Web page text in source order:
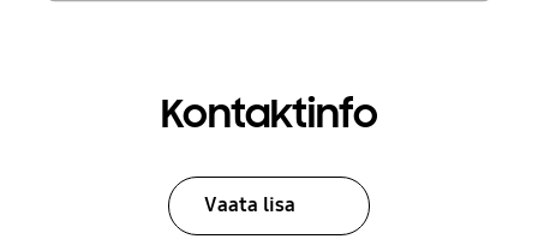
Kontaktinfo
Vaata lisa